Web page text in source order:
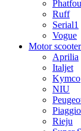
Ruff
Serial1
Vogue
Motor
Aprilia
Italjet
Kymco
NIU
Piaggio
Rieju